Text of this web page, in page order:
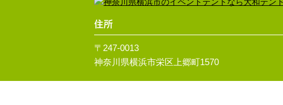
住所
〒247-0013
神奈川県横浜市栄区上郷町1570